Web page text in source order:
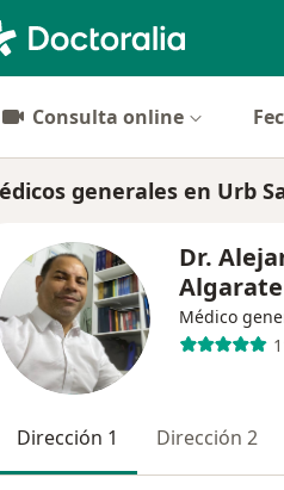
Consulta online
generales en Urb
Dr.
Médico
Dirección 1 Dirección 2